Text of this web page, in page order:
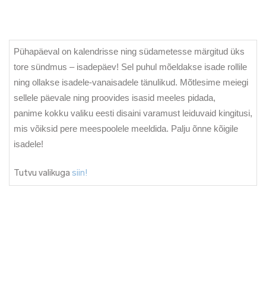
Pühapäeval on kalendrisse ning südametesse märgitud üks
tore sündmus – isadepäev! Sel puhul mõeldakse isade rollile
ning ollakse isadele-vanaisadele tänulikud. Mõtlesime meiegi
sellele päevale ning proovides isasid meeles pidada,
panime kokku valiku eesti disaini varamust leiduvaid kingitusi,
mis võiksid pere meespoolele meeldida. Palju õnne kõigile
isadele!
Tutvu valikuga siin!